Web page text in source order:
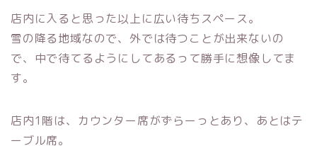
店内に入ると思った以上に広い待ちスペース。
雪の降る地域なので、外では待つことが出来ないの
で、中で待てるようにしてあるって勝手に想像してま
す。
店内1階は、カウンター席がずらーっとあり、あとはテ
ーブル席。